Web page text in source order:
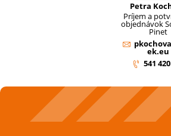
Petra
Príjem a
objednávok
Pinet
ek.eu
541